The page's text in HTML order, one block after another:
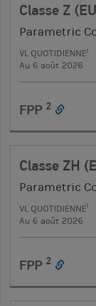
Classe Z
Parametric
VL QUOTIDIENNE1
Au 6 août 2026
FPP 2
Classe ZH
Parametric
VL QUOTIDIENNE1
Au 6 août 2026
FPP 2